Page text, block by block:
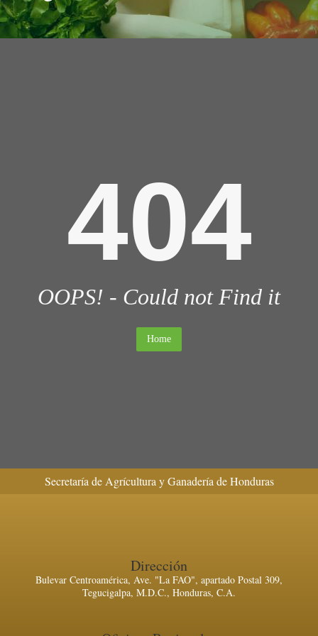
404
OOPS! - Could not Find it
Home
Secretaría de Agrícultura y Ganadería de Honduras
Dirección
Bulevar Centroamérica, Ave. "La FAO", apartado Postal 309,
Tegucigalpa, M.D.C., Honduras, C.A.